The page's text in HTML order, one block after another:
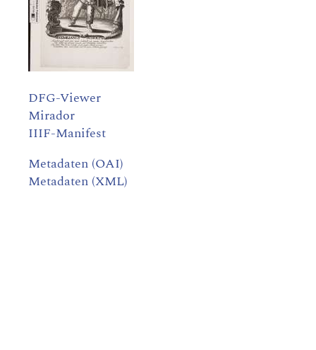
DFG-Viewer
Mirador
IIIF-Manifest
Metadaten (OAI)
Metadaten (XML)